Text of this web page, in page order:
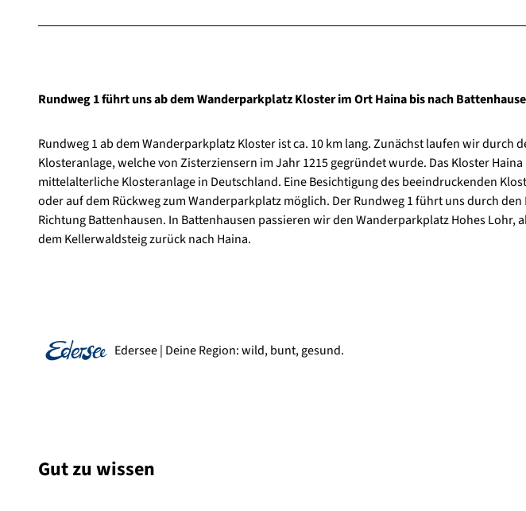
Rundweg 1 führt uns ab dem Wanderparkplatz Kloster im Ort Haina bis nach
Rundweg 1 ab dem Wanderparkplatz Kloster ist ca. 10 km lang. Zunächst laufen wir durch
Klosteranlage, welche von Zisterziensern im Jahr 1215 gegründet wurde. Das Kloster
mittelalterliche Klosteranlage in Deutschland. Eine Besichtigung des beeindruckenden
oder auf dem Rückweg zum Wanderparkplatz möglich. Der Rundweg 1 führt uns durch
Richtung Battenhausen. In Battenhausen passieren wir den Wanderparkplatz Hohes Lohr,
dem Kellerwaldsteig zurück nach Haina.
Edersee | Deine Region: wild, bunt, gesund.
Gut zu wissen